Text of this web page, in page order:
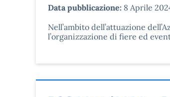
Data pubblicazione: 8 Aprile
Nell’ambito dell’attuazione
l’organizzazione di fiere ed